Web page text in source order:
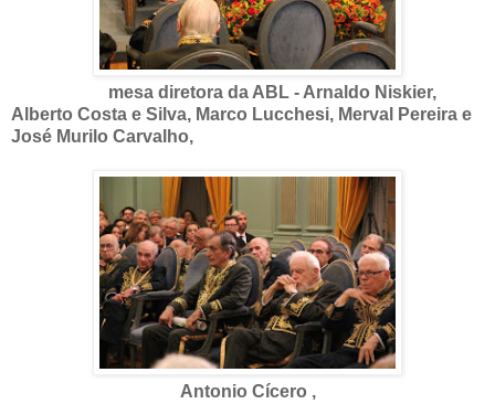
mesa diretora da ABL - Arnaldo Niskier,
Alberto Costa e Silva, Marco Lucchesi, Merval Pereira e
José Murilo Carvalho,
Antonio Cícero ,